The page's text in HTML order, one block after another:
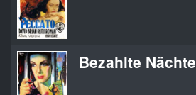
Bezahlte Nächte